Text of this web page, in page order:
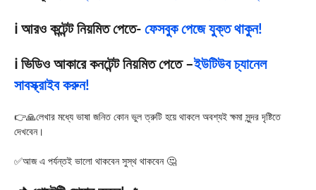
ℹ️ আরও কন্টেন্ট নিয়মিত পেতে- ফেসবুক পেজে যুক্ত থাকুন!
ℹ️ ভিডিও আকারে কনটেন্ট নিয়মিত পেতে –ইউটিউব চ্যানেল
সাবস্ক্রাইব করুন!
👉🙏লেখার মধ্যে ভাষা জনিত কোন ভুল ত্রুটি হয়ে থাকলে অবশ্যই ক্ষমা সুন্দর দৃষ্টিতে
দেখবেন।
✅আজ এ পর্যন্তই ভালো থাকবেন সুস্থ থাকবেন 🤔